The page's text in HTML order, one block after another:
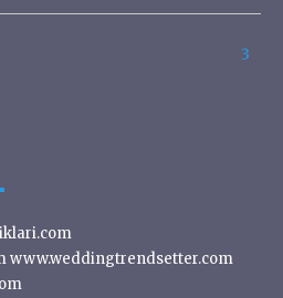
3
www.weddingtrendsetter.com